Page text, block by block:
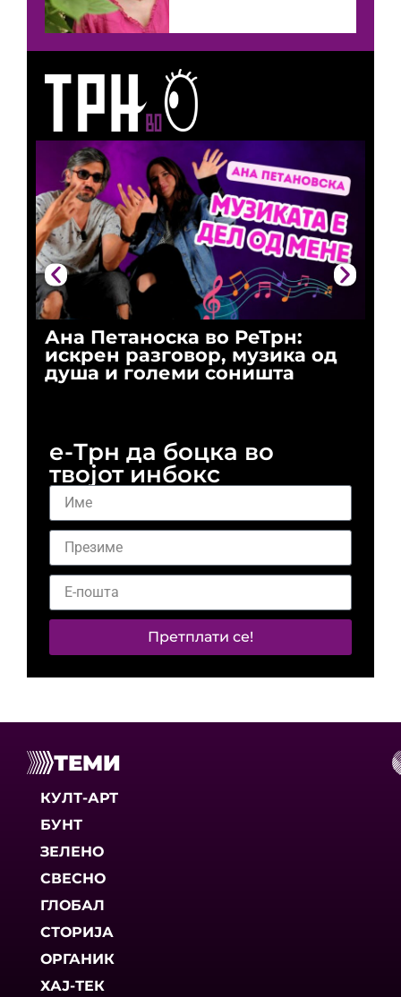
Ана Петаноска во РеТрн:
искрен разговор, музика од
душа и големи соништа
е-Трн да боцка во
твојот инбокс
Претплати се!
ТЕМИ
КУЛТ-АРТ
БУНТ
ЗЕЛЕНО
СВЕСНО
ГЛОБАЛ
СТОРИЈА
ОРГАНИК
ХАЈ-ТЕК